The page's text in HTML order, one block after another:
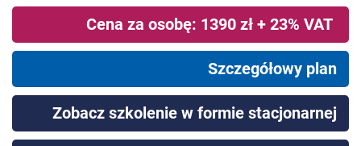
Cena za osobę: 1390 zł + 23% VAT
Szczegółowy plan
Zobacz szkolenie w formie stacjonarnej